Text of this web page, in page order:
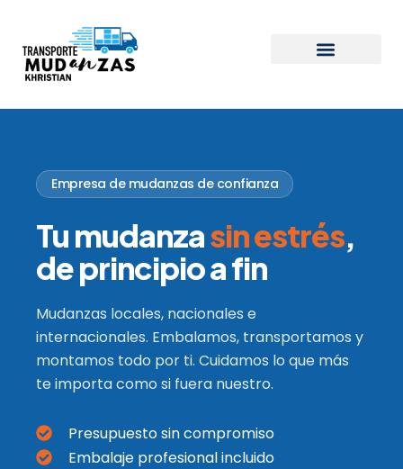
Empresa de mudanzas de confianza
Tu mudanzasin estrés,
de principio a fin
Mudanzas locales, nacionales e
internacionales. Embalamos, transportamos y
montamos todo por ti. Cuidamos lo que más
te importa como si fuera nuestro.
Presupuesto sin compromiso
Embalaje profesional incluido